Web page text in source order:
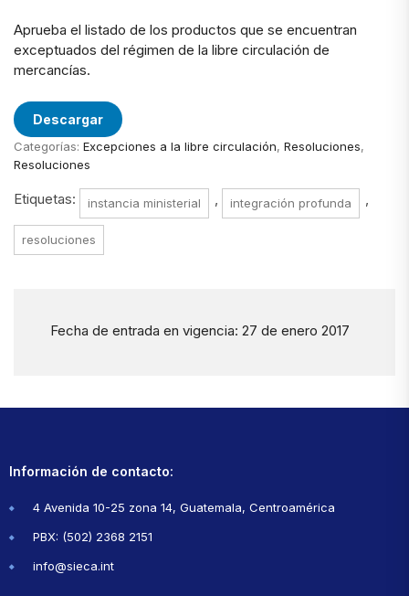
Aprueba el listado de los productos que se encuentran
exceptuados del régimen de la libre circulación de
mercancías.
Descargar
Categorías: Excepciones a la libre circulación, Resoluciones,
Resoluciones
Etiquetas: instancia ministerial , integración profunda ,
resoluciones
Fecha de entrada en vigencia: 27 de enero 2017
Información de contacto:
4 Avenida 10-25 zona 14, Guatemala, Centroamérica
PBX: (502) 2368 2151
info@sieca.int